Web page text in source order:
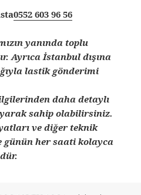
0552 603 96 56
yanında toplu
Ayrıca İstanbul dışına
lastik gönderimi
daha detaylı
sahip olabilirsiniz.
ve diğer teknik
günün her saati kolayca